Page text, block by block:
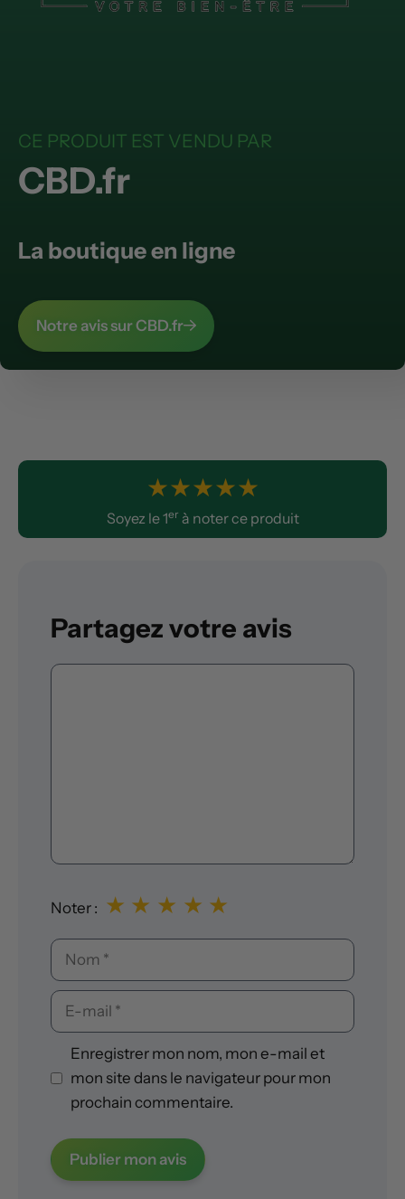
CE PRODUIT EST VENDU PAR
CBD.fr
La boutique en ligne
Notre avis sur CBD.fr
★★★★★
Soyez le 1er à noter ce produit
Partagez votre avis
Commentaire
Noter : ★
★
★
★
★
Nom
E-
mail
Enregistrer mon nom, mon e-mail et
mon site dans le navigateur pour mon
prochain commentaire.